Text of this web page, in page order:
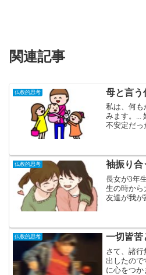
関連記事
仏教的思考 母と言う
私は、何も
みます。...
不安定だっ
上人という
は」とい
の時はまる
ようだと直
仏教的思考 袖振り合
長女が3年
生の時から
友達が我が
て、「頑張
仏教的思考 一切皆苦
さて、諸
出したので
に心をつか